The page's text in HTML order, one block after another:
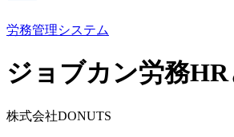
労務管理システム
ジョブカン労務
株式会社DONUTS